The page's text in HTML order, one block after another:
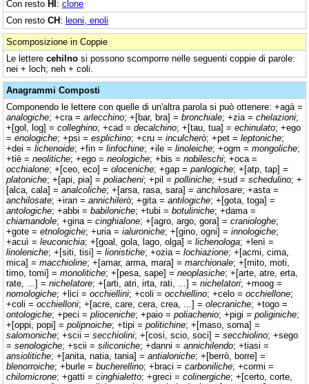
Con resto HI: clone
Con resto CH: leoni, enoli
Scomposizione in Coppie
Le lettere cehilno si possono scomporre nelle seguenti coppie di parole:
nei + loch; neh + coli.
Anagrammi Composti
Componendo le lettere con quelle di un'altra parola si può ottenere: +agà =
analogiche; +cra = arlecchino; +[bar, bra] = bronchiale; +zia = chelazioni;
+[gol, log] = colleghino; +cad = decalchino; +[tau, tua] = echinulato; +ego
= enologiche; +psi = esplichino; +cru = inculcherò; +pet = leptoniche;
+dei = lichenoide; +fin = linfochine; +ile = linoleiche; +ogm = mongoliche;
+tiè = neolitiche; +ego = neologiche; +bis = nobileschi; +oca =
occhialone; +[ceo, eco] = oloceniche; +gap = panlogiche; +[atp, tap] =
platoniche; +[api, pia] = poliacheni; +pil = polliniche; +sud = schedulino; +
[alca, cala] = analcoliche; +[arsa, rasa, sara] = anchilosare; +asta =
anchilosate; +iran = annichilerò; +gita = antilogiche; +[gota, toga] =
antologiche; +abbi = babiloniche; +tubi = botuliniche; +dama =
chiamandole; +gina = cinghialone; +[agro, argo, gora] = craniologhe;
+gote = etnologiche; +uria = ialuroniche; +[gino, ogni] = innologiche;
+acuì = leuconichia; +[goal, gola, lago, olga] = lichenologa; +lenì =
linoleniche; +[siti, tisi] = lionistiche; +ozia = lochiazione; +[acmi, cima,
mica] = macchioline; +[amar, arma, mara] = marchionale; +[mito, moti,
timo, tomi] = monolitiche; +[pesa, sape] = neoplasiche; +[arte, atre, erta,
rate, ...] = nichelatore; +[arti, atri, irta, rati, ...] = nichelatori; +moog =
nomologiche; +lici = occhiellini; +coli = occhiellino; +celo = occhiellone;
+coli = occhielloni; +[acre, care, cera, crea, ...] = olecraniche; +togo =
ontologiche; +peci = plioceniche; +paio = poliachenio; +pigi = poliginiche;
+[oppi, popi] = polipnoiche; +tipi = politichine; +[maso, soma] =
salomoniche; +scii = secchiolini; +[cosi, scio, soci] = secchiolino; +sego
= senologiche; +scii = siliconiche; +danni = annichilendo; +tiasi =
ansiolitiche; +[anita, natia, tania] = antialoniche; +[berrò, borre] =
blenorroiche; +burle = bucherellino; +braci = carboniliche; +cormi =
chilomicrone; +gatti = cinghialetto; +greci = colinergiche; +[certo, corte,